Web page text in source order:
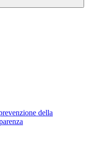
della